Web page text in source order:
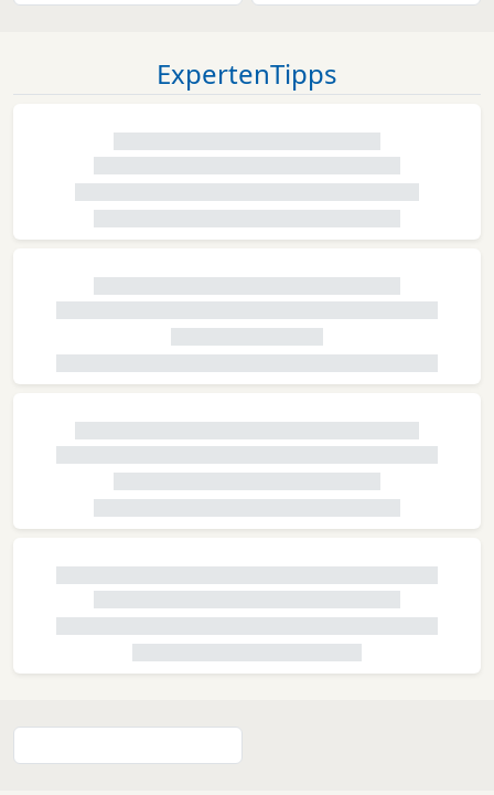
ExpertenTipps